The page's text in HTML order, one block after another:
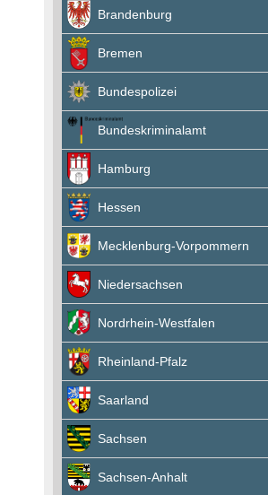
Brandenburg
Bremen
Bundespolizei
Bundeskriminalamt
Hamburg
Hessen
Mecklenburg-Vorpommern
Niedersachsen
Nordrhein-Westfalen
Rheinland-Pfalz
Saarland
Sachsen
Sachsen-Anhalt